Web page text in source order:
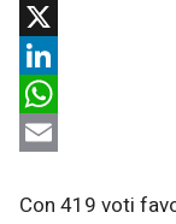
Facebook
X
LinkedIn
WhatsApp
Con 419 voti